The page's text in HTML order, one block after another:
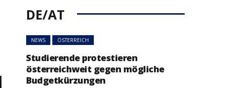
DE/AT
NEWS ÖSTERREICH
Studierende protestieren
österreichweit gegen mögliche
Budgetkürzungen